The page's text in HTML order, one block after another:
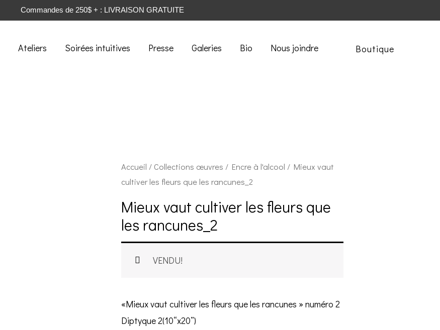
Commandes de 250$ + : LIVRAISON GRATUITE
Ateliers Soirées intuitives Presse Galeries Bio Nous joindre Boutique
Accueil / Collections œuvres / Encre à l'alcool / Mieux vaut
cultiver les fleurs que les rancunes_2
Mieux vaut cultiver les fleurs que
les rancunes_2
VENDU!
«Mieux vaut cultiver les fleurs que les rancunes » numéro 2
Diptyque 2(10“x20”)